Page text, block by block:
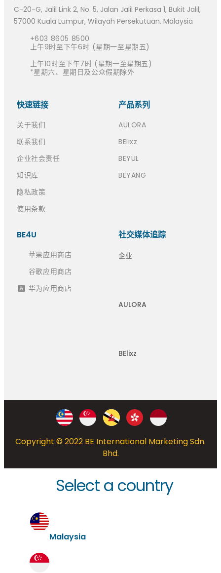
C-20-G, Jalil Link 2, No. 5, Jalan Jalil Perkasa 1, Bukit Jalil,
57000 Kuala Lumpur, Wilayah Persekutuan. Malaysia
+603 8605 8500
上午9时至下午6时 (星期一至星期五)
上午10时至下午7时 (星期一至星期五)
*星期六、星期日及公众假期除外
快速链接​
关于我们
联系我们
企业社会责任
知识库
隐私政策
使用条款
产品系列
AULORA
BElixz
BEYUL
BEYANG
BE4U
苹果应用商店
谷歌应用商店
华为应用商店
社交媒体追踪
企业
AULORA
BElixz
Copyright © 2022 BE International Marketing Sdn.
Bhd.
Select a country
Malaysia